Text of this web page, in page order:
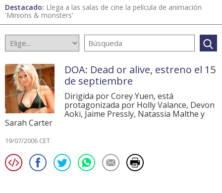
Destacado: Llega a las salas de cine la película de animación
'Minions & monsters'
DOA: Dead or alive, estreno el 15
de septiembre
Dirigida por Corey Yuen, está
protagonizada por Holly Valance, Devon
Aoki, Jaime Pressly, Natassia Malthe y
Sarah Carter
19/07/2006 CET